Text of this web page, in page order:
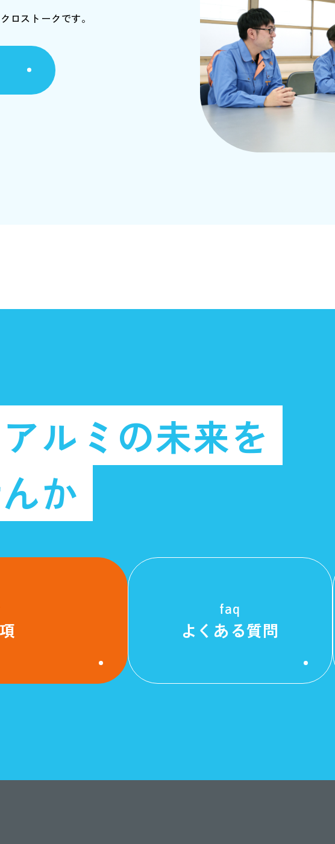
ロストークです。
アルミの未来を
か
faq
よくある質問